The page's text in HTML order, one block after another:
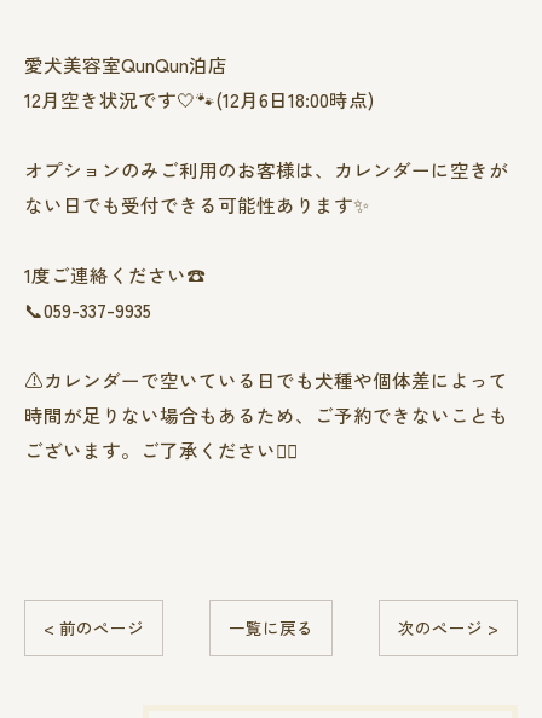
愛犬美容室QunQun泊店
12月空き状況です🤍🐾(12月6日18:00時点)
オプションのみご利用のお客様は、カレンダーに空きが
ない日でも受付できる可能性あります✨️
1度ご連絡ください☎
📞059-337-9935
⚠️カレンダーで空いている日でも犬種や個体差によって
時間が足りない場合もあるため、ご予約できないことも
ございます。ご了承ください🙇‍♀️
< 前のページ 一覧に戻る 次のページ >